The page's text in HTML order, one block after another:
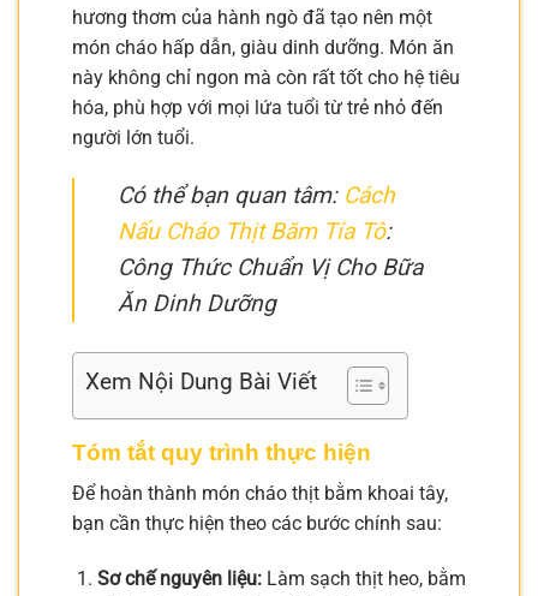
hương thơm của hành ngò đã tạo nên một
món cháo hấp dẫn, giàu dinh dưỡng. Món ăn
này không chỉ ngon mà còn rất tốt cho hệ tiêu
hóa, phù hợp với mọi lứa tuổi từ trẻ nhỏ đến
người lớn tuổi.
Có thể bạn quan tâm: Cách
Nấu Cháo Thịt Băm Tía Tô:
Công Thức Chuẩn Vị Cho Bữa
Ăn Dinh Dưỡng
Xem Nội Dung Bài Viết
Tóm tắt quy trình thực hiện
Để hoàn thành món cháo thịt bằm khoai tây,
bạn cần thực hiện theo các bước chính sau:
Sơ chế nguyên liệu:Làm sạch thịt heo, bằm